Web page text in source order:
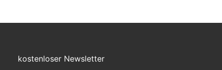
kostenloser Newsletter